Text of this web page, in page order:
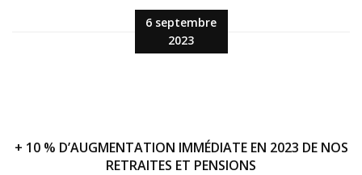
6 septembre
2023
+ 10 % D’AUGMENTATION IMMÉDIATE EN 2023 DE NOS
RETRAITES ET PENSIONS